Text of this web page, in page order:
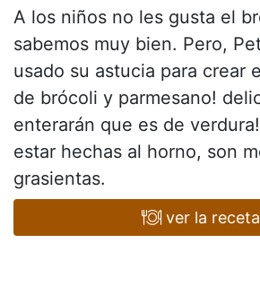
A los niños no les gusta el
sabemos muy bien. Pero,
usado su astucia para crear
de brócoli y parmesano!
enterarán que es de
estar hechas al horno, son
grasientas.
ver la receta